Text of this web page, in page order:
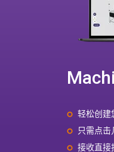
轻松创建
只需点击
接收直接